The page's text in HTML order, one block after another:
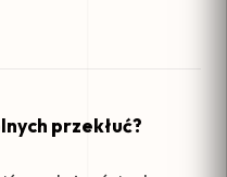
przekłuć?